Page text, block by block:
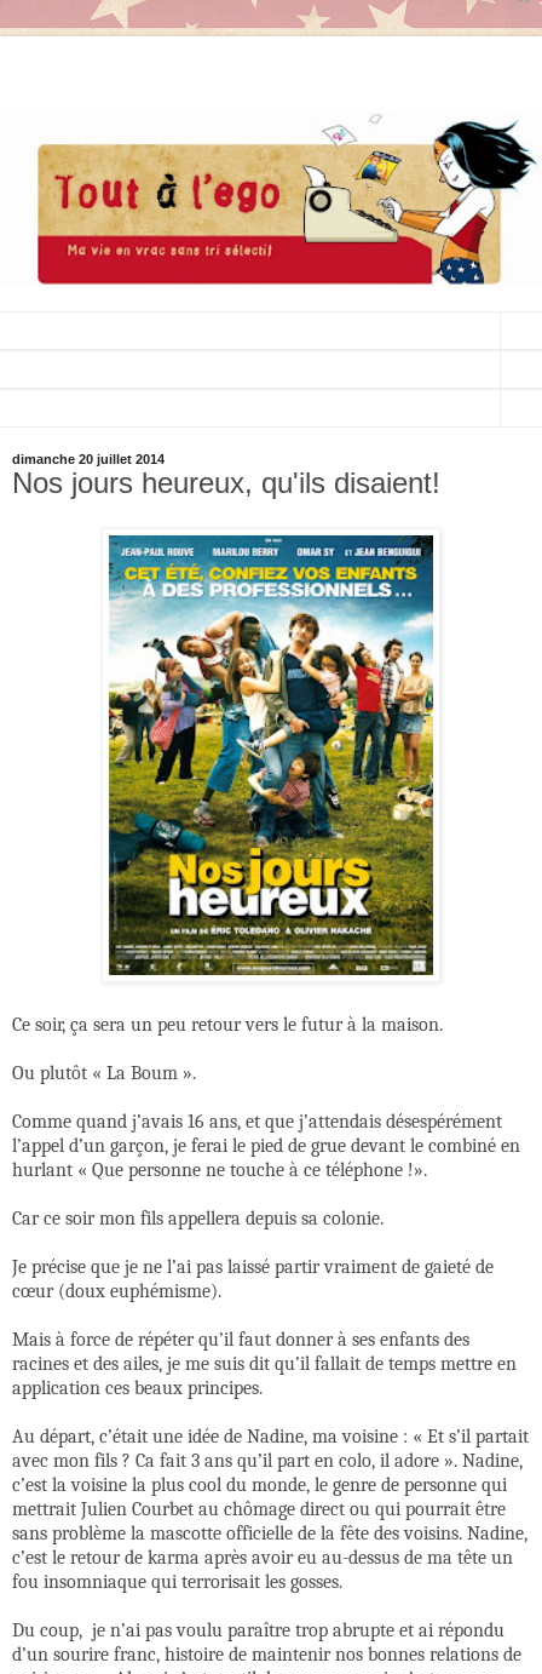
dimanche 20 juillet 2014
Nos jours heureux, qu'ils disaient!
Ce soir, ça sera un peu retour vers le futur à la maison.
Ou plutôt « La Boum ».
Comme quand j’avais 16 ans, et que j’attendais désespérément
l’appel d’un garçon, je ferai le pied de grue devant le combiné en
hurlant « Que personne ne touche à ce téléphone !».
Car ce soir mon fils appellera depuis sa colonie.
Je précise que je ne l’ai pas laissé partir vraiment de gaieté de
cœur (doux euphémisme).
Mais à force de répéter qu’il faut donner à ses enfants des
racines et des ailes, je me suis dit qu’il fallait de temps mettre en
application ces beaux principes.
Au départ, c’était une idée de Nadine, ma voisine : « Et s’il partait
avec mon fils ? Ca fait 3 ans qu’il part en colo, il adore ». Nadine,
c’est la voisine la plus cool du monde, le genre de personne qui
mettrait Julien Courbet au chômage direct ou qui pourrait être
sans problème la mascotte officielle de la fête des voisins. Nadine,
c’est le retour de karma après avoir eu au-dessus de ma tête un
fou insomniaque qui terrorisait les gosses.
Du coup, je n’ai pas voulu paraître trop abrupte et ai répondu
d’un sourire franc, histoire de maintenir nos bonnes relations de